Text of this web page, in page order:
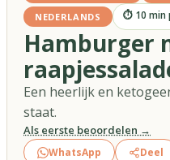
NEDERLANDS
⏱ 10 min
Hamburger
Een heerlijk en
staat.
Als eerste beoordelen →
WhatsApp Deel